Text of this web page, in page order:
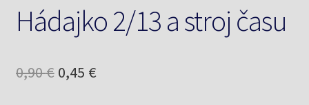
Hádajko 2/13 a stroj času
0,90€ Pôvodná
0,45 €Aktuálna